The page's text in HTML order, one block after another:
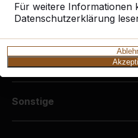
Für weitere Informationen
Datenschutzerklärung
Kundenservice
Sonstige